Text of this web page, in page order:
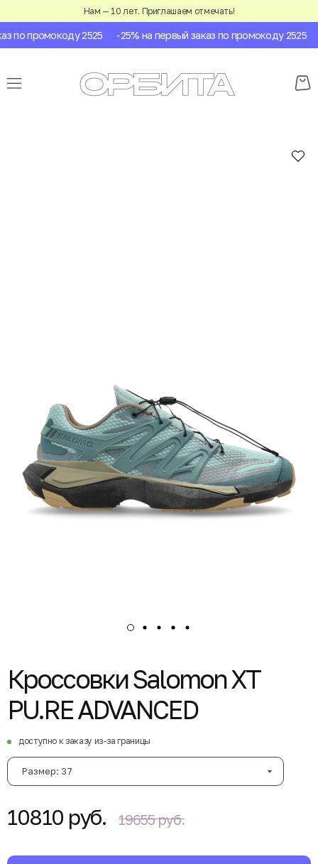
Нам — 10 лет. Приглашаем отмечать!
по промокоду 2525 -25% на первый заказ по промокоду 2525
Кроссовки Salomon XT
PU.RE ADVANCED
доступно к заказу из-за границы
Размер: 37
10810 руб. 19655 руб.